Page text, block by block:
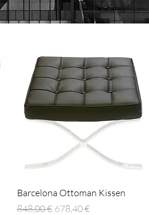
Schnellansicht
Barcelona Ottoman Kissen
Standardpreis
848,00 € Sale-Preis
678,40 €